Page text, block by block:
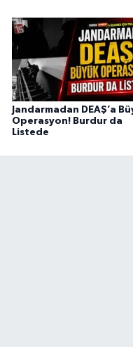
Jandarmadan DEAŞ’a
Operasyon! Burdur da
Listede